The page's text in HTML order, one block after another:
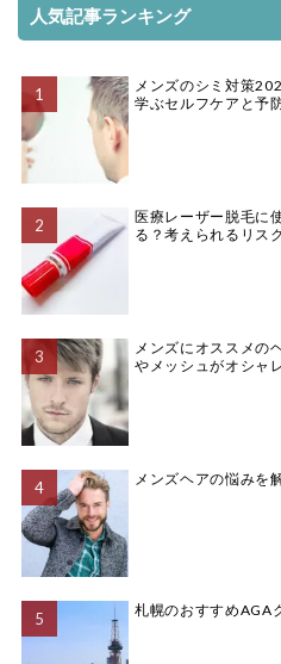
人気記事ランキング
メンズのシミ対策
学ぶセルフケアと予
医療レーザー脱毛に
る？考えられるリス
メンズにオススメの
やメッシュがオシャ
メンズヘアの悩みを
札幌のおすすめAGA